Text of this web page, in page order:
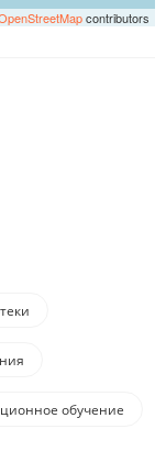
contributors
обучение